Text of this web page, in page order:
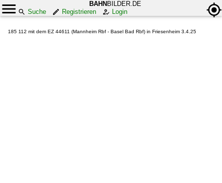
BAHN BILDER.DE
Suche
Registrieren Login
185 112 mit dem EZ 44611 (Mannheim Rbf - Basel Bad Rbf) in Friesenheim 3.4.25